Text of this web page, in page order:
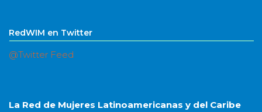
RedWIM en Twitter
@Twitter Feed
La Red de Mujeres Latinoamericanas y del Caribe